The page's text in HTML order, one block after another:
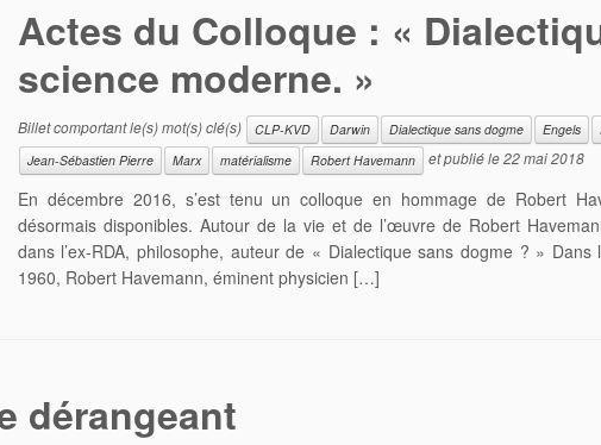
Actes du Colloque : «
science moderne. »
Billet comportant le(s) mot(s) clé(s) CLP-KVD Darwin Dialectique sans dogme Engels
Jean-Sébastien Pierre
Marx matérialisme Robert Havemann et publié le22 mai 2018
En décembre 2016, s’est tenu un colloque en hommage de Robert
désormais disponibles. Autour de la vie et de l’œuvre de Robert
dans l’ex-RDA, philosophe, auteur de « Dialectique sans dogme ? »
1960, Robert Havemann, éminent physicien […]
dérangeant